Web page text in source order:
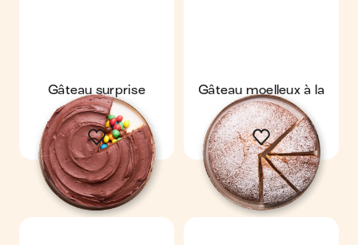
Gâteau surprise
Gâteau moelleux à la
vanille